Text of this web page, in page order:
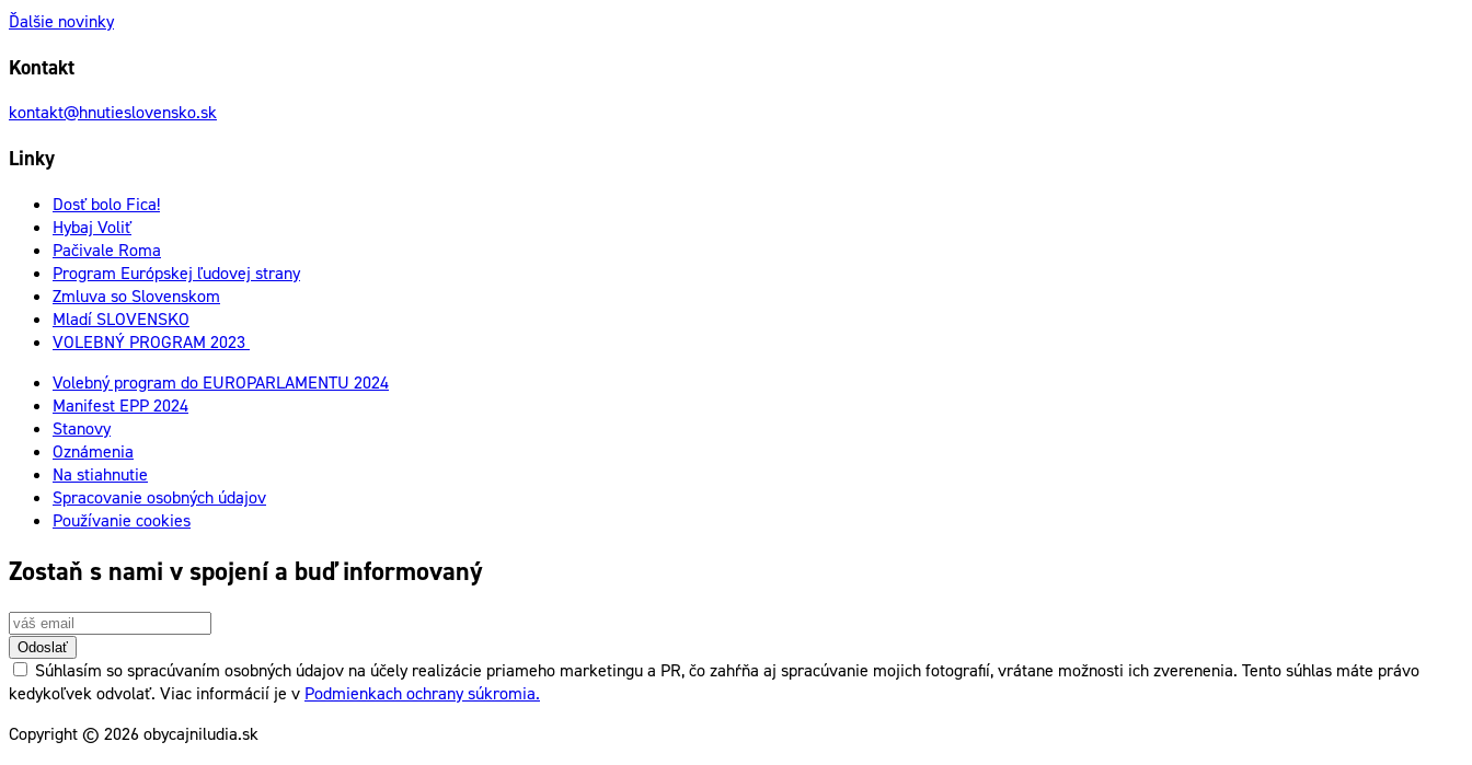
Ďalšie novinky
Kontakt
kontakt@hnutieslovensko.sk
Linky
Dosť bolo Fica!
Hybaj Voliť
Pačivale Roma
Program Európskej ľudovej strany
Zmluva so Slovenskom
Mladí SLOVENSKO
VOLEBNÝ PROGRAM 2023
Volebný program do EUROPARLAMENTU 2024
Manifest EPP 2024
Stanovy
Oznámenia
Na stiahnutie
Spracovanie osobných údajov
Používanie cookies
Zostaň s nami v spojení a buď informovaný
Odoslať
Súhlasím so spracúvaním osobných údajov na účely realizácie priameho marketingu a PR, čo zahŕňa aj spracúvanie mojich fotografií, vrátane možnosti ich zverenenia. Tento súhlas máte právo
kedykoľvek odvolať. Viac informácií je v Podmienkach ochrany súkromia.
Copyright © 2026 obycajniludia.sk